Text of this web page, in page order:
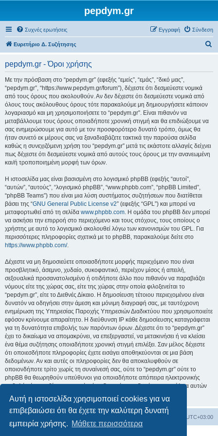
Αυτή η ιστοσελίδα χρησιμοποιεί cookies για να
επιβεβαιώσει ότι θα έχετε την καλύτερη δυνατή
εμπειρία χρήσης. Μάθετε περισσότερα
pepdym.gr
Συχνές ερωτήσεις Σύνδεση
Εγγραφή
Ευρετήριο Δ. Συζήτησης
pepdym.gr - Όροι χρήσης
Με την πρόσβαση στο “pepdym.gr” (εφεξής “εμείς”, “εμάς”, “δικό μας”,
“pepdym.gr”, “https://www.pepdym.gr/forum”), δέχεστε ότι δεσμεύεστε νομικά
από τους όρους που ακολουθούν. Αν δεν δέχεστε ότι δεσμεύεστε νομικά από
όλους τους ακόλουθους όρους τότε παρακαλούμε μη δημιουργήσετε κάποιον
λογαριασμό και μη χρησιμοποιήσετε το “pepdym.gr”. Είναι πιθανόν να
μεταβάλλουμε τους όρους οποιαδήποτε χρονική στιγμή και θα επιδιώξουμε να
σας ενημερώσουμε για αυτό με τον προσφορότερο δυνατό τρόπο, όμως θα
ήταν συνετό εκ μέρους σας να ξαναδιαβάζετε τακτικά την παρούσα σελίδα
καθώς η συνεχιζόμενη χρήση του “pepdym.gr” μετά τις εκάστοτε αλλαγές δείχνει
πως δέχεστε ότι δεσμεύεστε νομικά από αυτούς τους όρους με την ανανεωμένη
και/ή τροποποιημένη μορφή των όρων.
Η ιστοσελίδα μας είναι βασισμένη στο λογισμικό phpBB (εφεξής “αυτοί”,
“αυτών”, “αυτούς”, “λογισμικό phpBB”, “www.phpbb.com”, “phpBB Limited”,
“phpBB Teams”) που είναι μια λύση συστήματος συζητήσεων που διατίθεται
βάσει της “GNU General Public License v2” (εφεξής “GPL”) και μπορεί να
μεταφορτωθεί από τη σελίδα www.phpbb.com. Η ομάδα του phpBB δεν μπορεί
να ασκήσει την επιρροή στο περιεχόμενο και τους στόχους, τους οποίους ο
χρήστης με αυτό το λογισμικό ακολουθεί λόγω των κανονισμών του GPL. Για
περισσότερες πληροφορίες σχετικά με το phpBB, παρακαλούμε δείτε στο
https://www.phpbb.com/.
Δέχεστε να μη δημοσιεύετε οποιασδήποτε μορφής περιεχόμενο που είναι
προσβλητικό, άσεμνο, χυδαίο, συκοφαντικό, περιέχον μίσος ή απειλή,
σεξουαλικά προσανατολισμένο ή οτιδήποτε άλλο που πιθανόν να παραβιάζει
νόμους είτε της χώρας σας, είτε της χώρας στην οποία φιλοξενείται το
“pepdym.gr”, είτε το Διεθνές Δίκαιο. Η δημοσίευση τέτοιου περιεχομένου είναι
δυνατόν να οδηγήσει στην άμεση και μόνιμη διαγραφή σας, με ταυτόχρονη
ενημέρωση της Υπηρεσίας Παροχής Υπηρεσιών Διαδικτύου που χρησιμοποιείτε
εφόσον κρίνουμε απαραίτητο. Η διεύθυνση IP κάθε δημοσίευσης καταγράφεται
για τη δυνατότητα επιβολής των παρόντων όρων. Δέχεστε ότι το “pepdym.gr”
έχει το δικαίωμα να απομακρύνει, να επεξεργαστεί, να μετακινήσει ή να κλείσει
ένα θέμα συζήτησης οποιαδήποτε χρονική στιγμή επιλέξει. Σαν μέλος δέχεστε
ότι οποιεσδήποτε πληροφορίες έχετε εισάγει αποθηκεύονται σε μια βάση
δεδομένων. Αν και αυτές οι πληροφορίες δεν θα αποκαλυφθούν σε
οποιονδήποτε τρίτο χωρίς τη συναίνεσή σας, ούτε το “pepdym.gr” ούτε το
phpBB θα θεωρηθούν υπεύθυνοι για οποιαδήποτε απόπειρα ηλεκτρονικής
εισβολής ή παραβίασης η οποία είναι δυνατόν να οδηγήσει σε απώλεια αυτών
των δεδομένων.
UTC+03:00